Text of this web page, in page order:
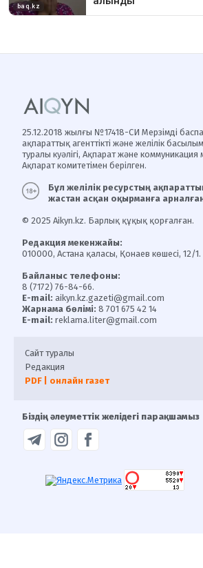
25.12.2018 жылғы №17418-СИ Мерзімді
ақпараттық агенттікті және желілік
туралы куәлігі, Ақпарат және коммуникация
Ақпарат комитетімен берілген.
Бұл желілік ресурстың
жастан асқан оқырманға
© 2025 Aikyn.kz. Барлық құқық қорғалған.
Редакция мекенжайы:
010000, Астана қаласы, Қонаев көшесі, 12/1.
Байланыс телефоны:
8 (7172) 76-84-66.
E-mail: aikyn.kz.gazeti@gmail.com
Жарнама бөлімі: 8 701 675 42 14
E-mail: reklama.liter@gmail.com
Сайт туралы
Редакция
PDF | онлайн газет
Біздің әлеуметтік желідегі парақшамыз